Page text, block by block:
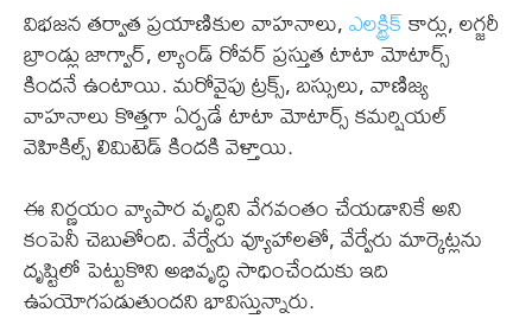
విభజన తర్వాత ప్రయాణికుల వాహనాలు,ఎలక్ట్రిక్కార్లు, లగ్జరీ
బ్రాండ్లు జాగ్వార్, ల్యాండ్ రోవర్ ప్రస్తుత టాటా మోటార్స్
కిందనే ఉంటాయి. మరోవైపు ట్రక్స్, బస్సులు, వాణిజ్య
వాహనాలు కొత్తగా ఏర్పడే టాటా మోటార్స్ కమర్షియల్
వెహికిల్స్ లిమిటెడ్ కిందకి వెళ్తాయి.
ఈ నిర్ణయం వ్యాపార వృద్ధిని వేగవంతం చేయడానికే అని
కంపెనీ చెబుతోంది. వేర్వేరు వ్యూహాలతో, వేర్వేరు మార్కెట్లను
దృష్టిలో పెట్టుకొని అభివృద్ధి సాధించేందుకు ఇది
ఉపయోగపడుతుందని భావిస్తున్నారు.